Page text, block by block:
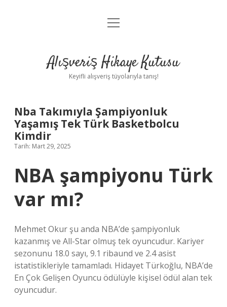
Anasayfa
Yasal Uyarı
menüyü
Alışveriş Hikaye Kutusu
Keyifli alışveriş tüyolarıyla tanış!
Nba Takımıyla Şampiyonluk
Yaşamış Tek Türk Basketbolcu
Kimdir
Tarih: Mart 29, 2025
NBA şampiyonu Türk
var mı?
Mehmet Okur şu anda NBA’de şampiyonluk
kazanmış ve All-Star olmuş tek oyuncudur. Kariyer
sezonunu 18.0 sayı, 9.1 ribaund ve 2.4 asist
istatistikleriyle tamamladı. Hidayet Türkoğlu, NBA’de
En Çok Gelişen Oyuncu ödülüyle kişisel ödül alan tek
oyuncudur.